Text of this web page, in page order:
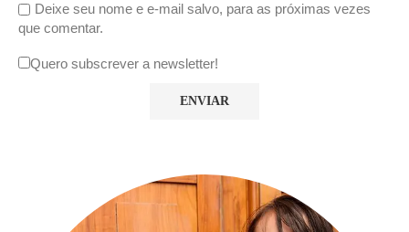
Deixe seu nome e e-mail salvo, para as próximas vezes
que comentar.
Quero subscrever a newsletter!